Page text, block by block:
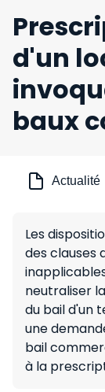
d'un
baux
Actualité
Les
des clauses
neutraliser
du bail d'un
une
bail
à la